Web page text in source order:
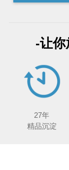
-让你
27年
精品沉淀